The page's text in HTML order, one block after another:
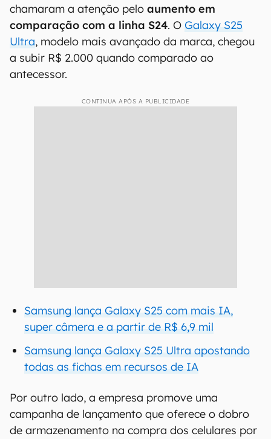
chamaram a atenção pelo aumento em
comparação com a linha S24. O Galaxy S25
Ultra, modelo mais avançado da marca, chegou
a subir R$ 2.000 quando comparado ao
antecessor.
CONTINUA APÓS A PUBLICIDADE
Samsung lança Galaxy S25 com mais IA,
super câmera e a partir de R$ 6,9 mil
Samsung lança Galaxy S25 Ultra apostando
todas as fichas em recursos de IA
Por outro lado, a empresa promove uma
campanha de lançamento que oferece o dobro
de armazenamento na compra dos celulares por